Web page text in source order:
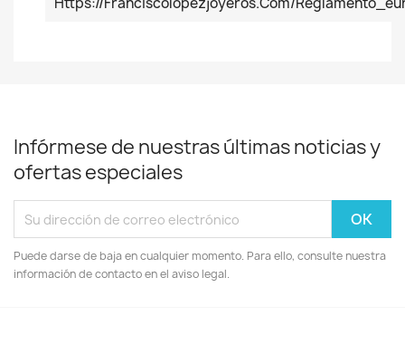
Infórmese de nuestras últimas noticias y
ofertas especiales
Puede darse de baja en cualquier momento. Para ello, consulte nuestra
información de contacto en el aviso legal.